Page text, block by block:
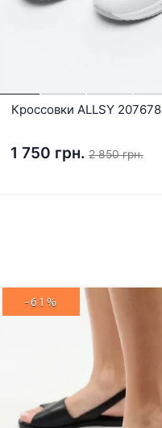
Кроссовки ALLSY 207678
1 750 грн. 2 850 грн.
-61%